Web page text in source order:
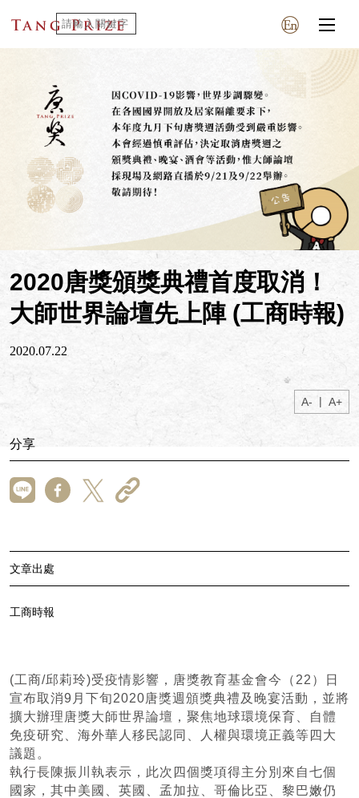
2020唐獎頒獎典禮首度取消！
大師世界論壇先上陣 (工商時報)
2020.07.22
A- | A+
分享
文章出處
工商時報
(工商/邱莉玲)受疫情影響，唐獎教育基金會今（22）日
宣布取消9月下旬2020唐獎週頒獎典禮及晚宴活動，並將
擴大辦理唐獎大師世界論壇，聚焦地球環境保育、自體
免疫研究、海外華人移民認同、人權與環境正義等四大
議題。
執行長陳振川執表示，此次四個獎項得主分別來自七個
國家，其中美國、英國、孟加拉、哥倫比亞、黎巴嫩仍